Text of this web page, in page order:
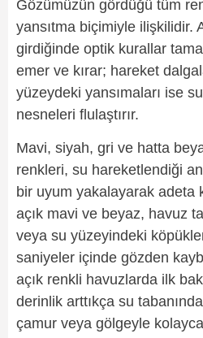
Gözümüzün gördüğü tüm
yansıtma biçimiyle ilişkilidir.
girdiğinde optik kurallar
emer ve kırar; hareket
yüzeydeki yansımaları ise
nesneleri flulaştırır.
Mavi, siyah, gri ve hatta
renkleri, su hareketlendiği
bir uyum yakalayarak adeta
açık mavi ve beyaz, havuz
veya su yüzeyindeki
saniyeler içinde gözden
açık renkli havuzlarda ilk
derinlik arttıkça su
çamur veya gölgeyle kolayca